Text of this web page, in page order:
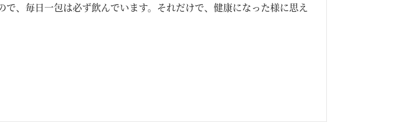
で、毎日一包は必ず飲んでいます。それだけで、健康になった様に思え